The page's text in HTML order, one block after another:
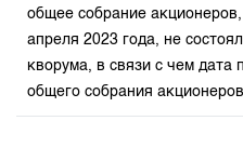
общее собрание
апреля 2023 года, не
кворума, в связи с чем дата
общего собрания